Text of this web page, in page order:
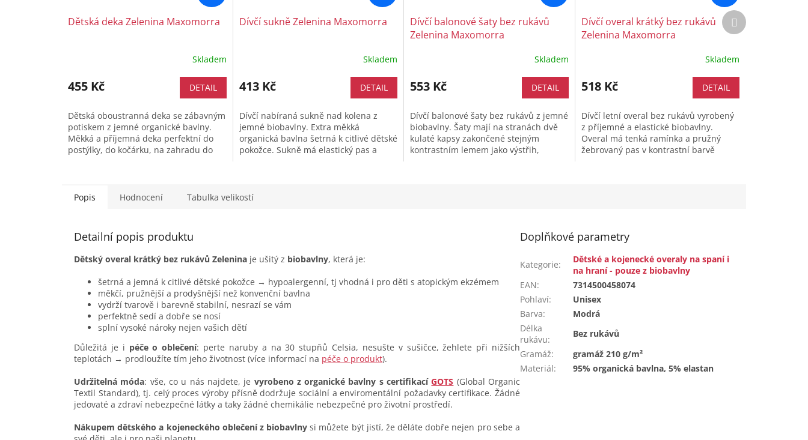
Dětská deka Zelenina Maxomorra
Skladem
455 Kč DETAIL
Dětská oboustranná deka se zábavným
potiskem z jemné organické bavlny.
Měkká a příjemná deka perfektní do
postýlky, do kočárku, na zahradu do
Dívčí sukně Zelenina Maxomorra
Skladem
413 Kč DETAIL
Dívčí nabíraná sukně nad kolena z
jemné biobavlny. Extra měkká
organická bavlna šetrná k citlivé dětské
pokožce. Sukně má elastický pas a
Dívčí balonové šaty bez rukávů
Zelenina Maxomorra
Skladem
553 Kč DETAIL
Dívčí balonové šaty bez rukávů z jemné
biobavlny. Šaty mají na stranách dvě
kulaté kapsy zakončené stejným
kontrastním lemem jako výstřih,
Dívčí overal krátký bez rukávů
Zelenina Maxomorra
Skladem
518 Kč DETAIL
Dívčí letní overal bez rukávů vyrobený
z příjemné a elastické biobavlny.
Overal má tenká ramínka a pružný
žebrovaný pas v kontrastní barvě
Další
produkt
Popis Hodnocení Tabulka velikostí
Detailní popis produktu
Dětský overal krátký bez rukávů Zelenina je ušitý z biobavlny, která je:
šetrná a jemná k citlivé dětské pokožce → hypoalergenní, tj vhodná i pro děti s atopickým ekzémem
měkčí, pružnější a prodyšnější než konvenční bavlna
vydrží tvarově i barevně stabilní, nesrazí se vám
perfektně sedí a dobře se nosí
splní vysoké nároky nejen vašich dětí
Důležitá je i péče o oblečení: perte naruby a na 30 stupňů Celsia, nesušte v sušičce, žehlete při nižších
teplotách → prodloužíte tím jeho životnost (více informací na péče o produkt).
Udržitelná móda: vše, co u nás najdete, je vyrobeno z organické bavlny s certifikacíGOTS (Global Organic
Textil Standard), tj. celý proces výroby přísně dodržuje sociální a enviromentální požadavky certifikace. Žádné
jedovaté a zdraví nebezpečné látky a taky žádné chemikálie nebezpečné pro životní prostředí.
Nákupem dětského a kojeneckého oblečení z biobavlny si můžete být jistí, že děláte dobře nejen pro sebe a
Doplňkové parametry
Kategorie:
Dětské a kojenecké overaly na spaní i
na hraní - pouze z biobavlny
EAN:
7314500458074
Pohlaví:
Unisex
Barva:
Modrá
Délka
rukávu:
Bez rukávů
Gramáž:
gramáž 210 g/m²
Materiál: 95% organická bavlna, 5% elastan